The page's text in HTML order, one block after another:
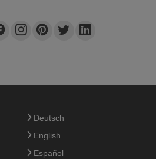
Deutsch
English
Español